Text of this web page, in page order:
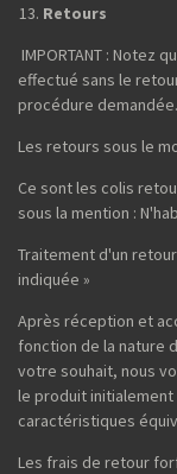
Retours
IMPORTANT : Notez
effectué sans le
procédure demandée.
Les retours sous le
Ce sont les colis
sous la mention :
Traitement d'un
indiquée »
Après réception et
fonction de la nature
votre souhait, nous
le produit
caractéristiques
Les frais de retour